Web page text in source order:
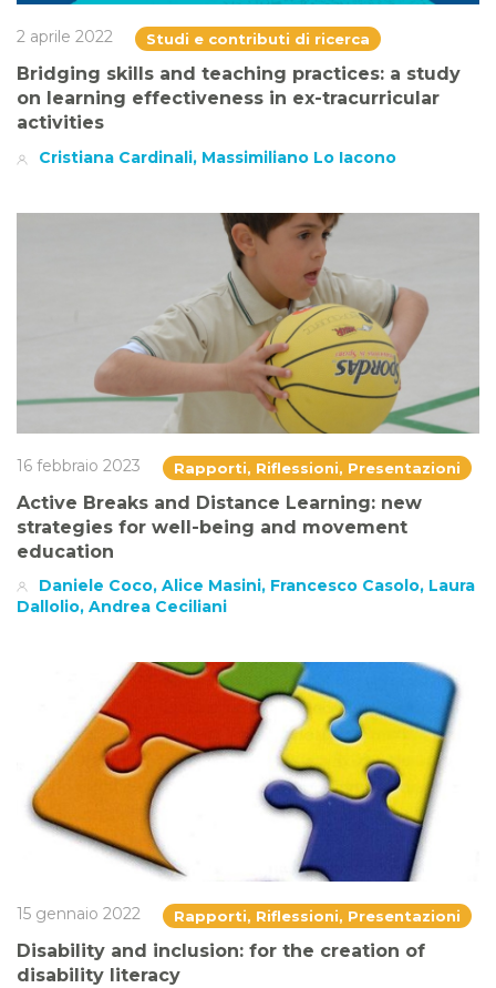
2 aprile 2022 Studi e contributi di ricerca
Bridging skills and teaching practices: a study
on learning effectiveness in ex-tracurricular
activities
Cristiana Cardinali, Massimiliano Lo Iacono
16 febbraio 2023 Rapporti, Riflessioni, Presentazioni
Active Breaks and Distance Learning: new
strategies for well-being and movement
education
Daniele Coco, Alice Masini, Francesco Casolo, Laura
Dallolio, Andrea Ceciliani
15 gennaio 2022 Rapporti, Riflessioni, Presentazioni
Disability and inclusion: for the creation of
disability literacy